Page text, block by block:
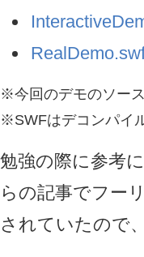
※今回のデモのソー
※SWFはデコンパイ
勉強の際に参考
らの記事でフー
されていたので